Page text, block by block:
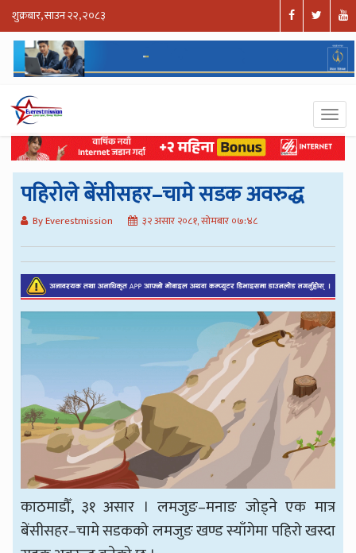
शुक्रबार, साउन २२, २०८३
पहिरोले बेंसीसहर–चामे सडक अवरुद्ध
By Everestmission ३२ असार २०८१, सोमबार ०७:४८
काठमाडौँ, ३१ असार । लमजुङ–मनाङ जोड्ने एक मात्र
बेंसीसहर–चामे सडकको लमजुङ खण्ड स्याँगेमा पहिरो खस्दा